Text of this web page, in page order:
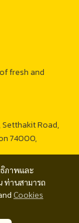
ภาพและ
ท่านสามารถ
Cookies
fresh and
Setthakit Road,
74000,